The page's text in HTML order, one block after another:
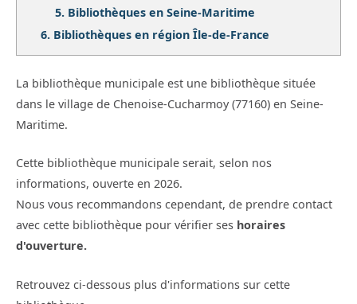
5. Bibliothèques en Seine-Maritime
6. Bibliothèques en région Île-de-France
La bibliothèque municipale est une bibliothèque située
dans le village de Chenoise-Cucharmoy (77160) en Seine-
Maritime.
Cette bibliothèque municipale serait, selon nos
informations, ouverte en 2026.
Nous vous recommandons cependant, de prendre contact
avec cette bibliothèque pour vérifier ses horaires
d'ouverture.
Retrouvez ci-dessous plus d'informations sur cette